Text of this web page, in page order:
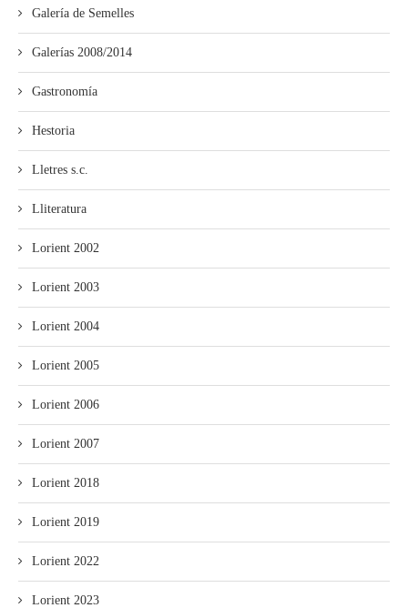
Galería de Semelles
Galerías 2008/2014
Gastronomía
Hestoria
Lletres s.c.
Lliteratura
Lorient 2002
Lorient 2003
Lorient 2004
Lorient 2005
Lorient 2006
Lorient 2007
Lorient 2018
Lorient 2019
Lorient 2022
Lorient 2023